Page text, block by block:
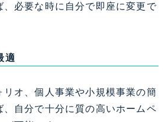
、必要な時に自分で即座に変更で
適
リオ、個人事業や小規模事業の簡
、自分で十分に質の高いホームペ